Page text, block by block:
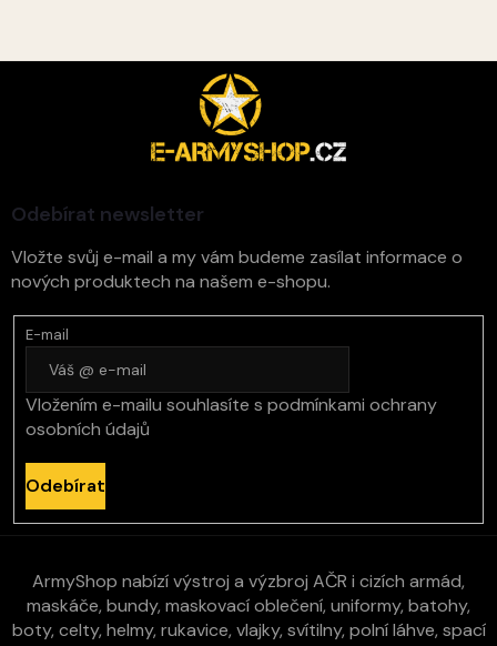
Odebírat newsletter
Vložte svůj e-mail a my vám budeme zasílat informace o
nových produktech na našem e-shopu.
E-mail
Vložením e-mailu souhlasíte s podmínkami ochrany
osobních údajů
Odebírat
ArmyShop nabízí výstroj a výzbroj AČR i cizích armád,
maskáče, bundy, maskovací oblečení, uniformy, batohy,
boty, celty, helmy, rukavice, vlajky, svítilny, polní láhve, spací